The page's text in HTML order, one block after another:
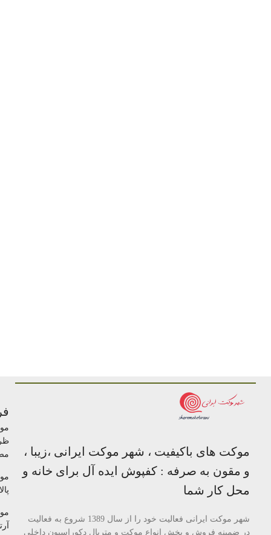
موکت های باکیفیت ، شهر موکت ایرانی ،زیبا ،
و مقون به صرفه : کفپوش ایده آل برای خانه و
محل کار شما
شهر موکت ایرانی فعالیت خود را از سال 1389 شروع به فعالیت
در ضمینه فروش و پخش انواع موکت و متریال دکوراسیون داخلی